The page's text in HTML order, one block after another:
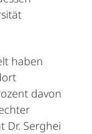
haben
davon
Dr. Serghei